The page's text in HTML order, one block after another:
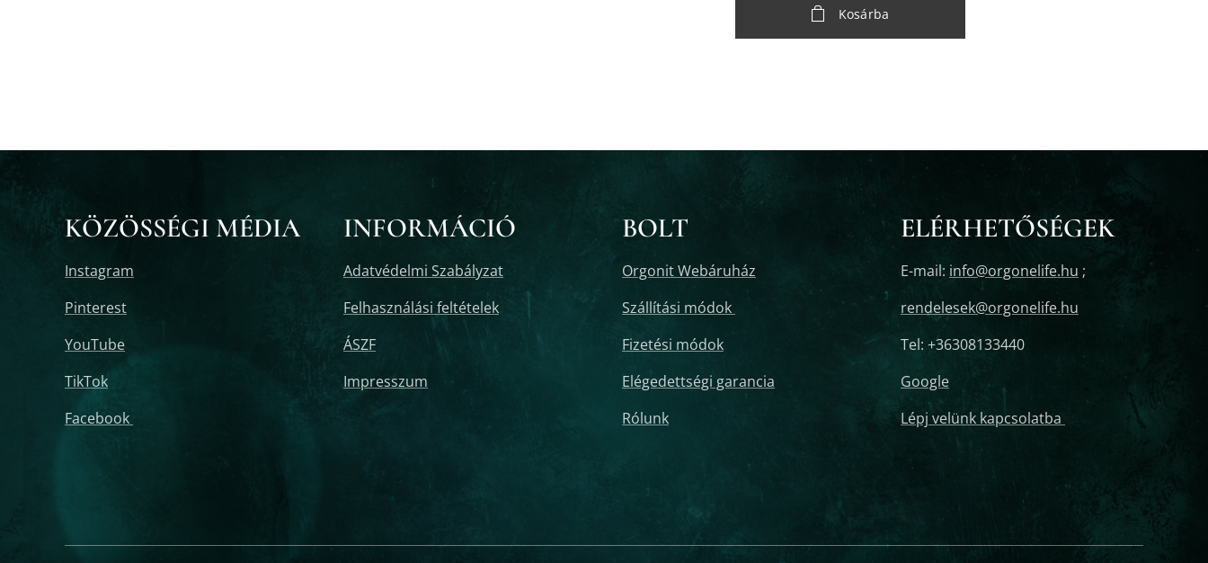
Kosárba
KÖZÖSSÉGI MÉDIA
Instagram
Pinterest
YouTube
TikTok
Facebook
INFORMÁCIÓ
Adatvédelmi Szabályzat
Felhasználási feltételek
ÁSZF
Impresszum
BOLT
Orgonit Webáruház
Szállítási módok
Fizetési módok
Elégedettségi garancia
Rólunk
ELÉRHETŐSÉGEK
E-mail: info@orgonelife.hu ;
rendelesek@orgonelife.hu
Tel: +36308133440
Google
Lépj velünk kapcsolatba